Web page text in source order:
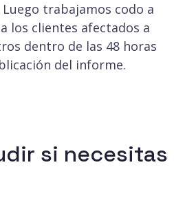
trabajamos codo a
los clientes afectados a
dentro de las 48 horas
del informe.
si necesitas